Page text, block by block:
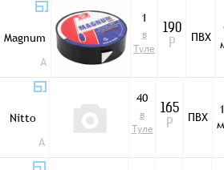
Magnum
A
1
в
Туле
190
Р
ПВХ
Nitto
A
40
в
Туле
165
Р
ПВХ